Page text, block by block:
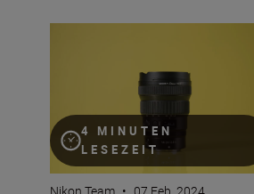
4 MINUTEN
LESEZEIT